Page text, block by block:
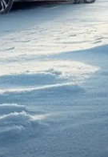
ТО